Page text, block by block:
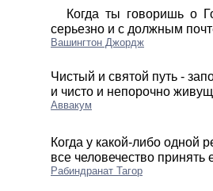
Когда ты говоришь о
серьезно и с должным
Вашингтон Джордж
Чистый и святой путь -
и чисто и непорочно
Аввакум
Когда у какой-либо одной
все человечество принять
Рабиндранат Тагор